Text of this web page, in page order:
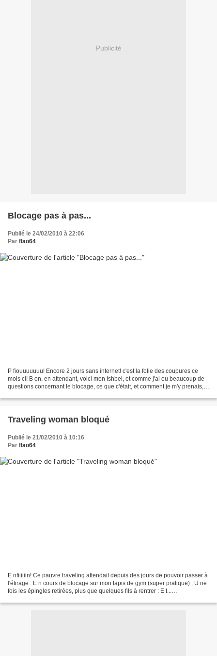
Publicité
Blocage pas à pas...
Publié le 24/02/2010 à 22:06
Par flao64
P fiouuuuuuu! Encore 2 jours sans internet! c'est la folie des coupures ce
mois ci! B on, en attendant, voici mon Ishbel, et comme j'ai eu beaucoup de
questions concernant le blocage, ce que c'était, et comment je m'y prenais,
Traveling woman bloqué
Publié le 21/02/2010 à 10:16
Par flao64
E nfiiiiiin! Ce pauvre traveling attendait depuis des jours de pouvoir passer à
l'étirage : E n cours de blocage sur mon tapis de gym (super pratique) : U ne
fois les épingles retirées, plus que quelques fils à rentrer : E t...